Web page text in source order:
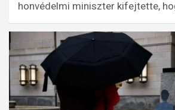
honvédelmi miniszter kifejtette,